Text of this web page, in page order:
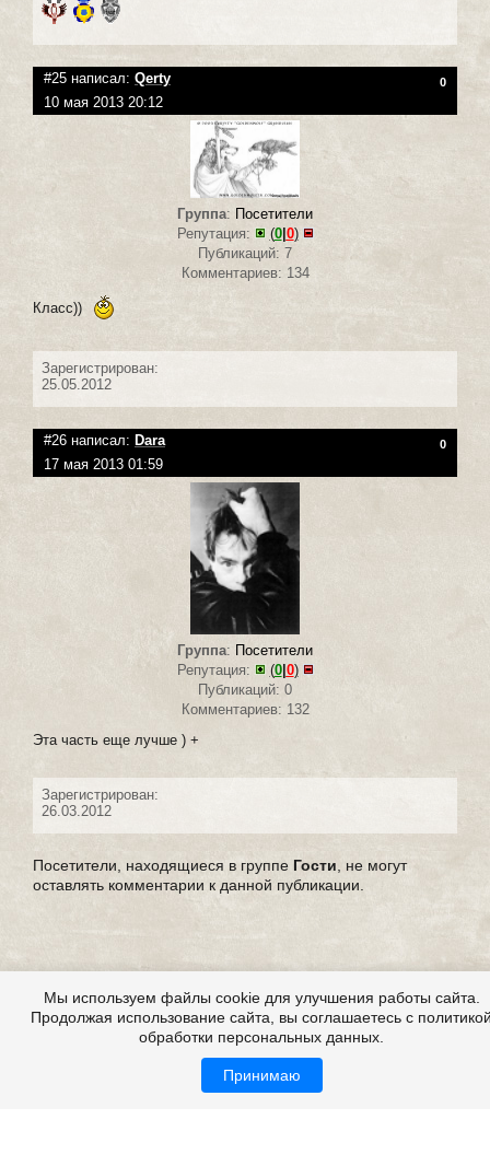
#25 написал: Qerty 0
10 мая 2013 20:12
Группа: Посетители
Репутация:
(0| 0)
Публикаций: 7
Комментариев: 134
Класс))
Зарегистрирован:
25.05.2012
#26 написал: Dara 0
17 мая 2013 01:59
Группа: Посетители
Репутация:
(0| 0)
Публикаций: 0
Комментариев: 132
Эта часть еще лучше ) +
Зарегистрирован:
26.03.2012
Посетители, находящиеся в группе Гости, не могут
оставлять комментарии к данной публикации.
Мы используем файлы cookie для улучшения работы сайта.
Продолжая использование сайта, вы соглашаетесь с
обработки персональных данных.
Принимаю